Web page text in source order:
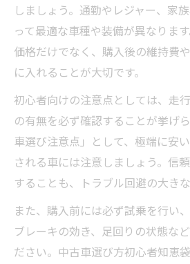
しましょう。通勤やレジャー、家
って最適な車種や装備が異なりま
価格だけでなく、購入後の維持費
に入れることが大切です。
初心者向けの注意点としては、走
の有無を必ず確認することが挙げ
車選び注意点」として、極端に安
される車には注意しましょう。信
することも、トラブル回避の大きな
また、購入前には必ず試乗を行い
ブレーキの効き、足回りの状態な
ださい。中古車選び方初心者知恵